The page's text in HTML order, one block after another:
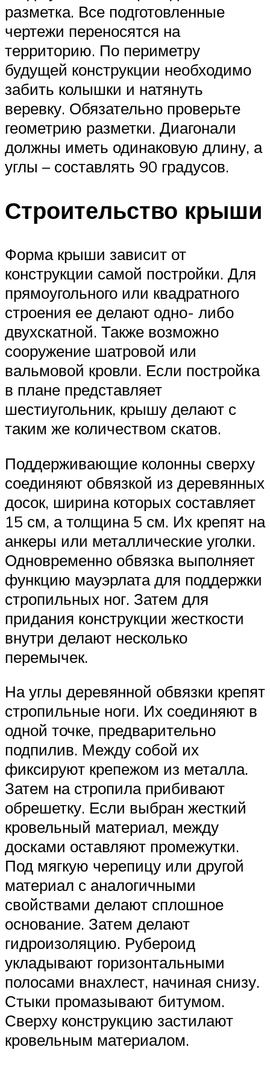
разметка. Все подготовленные
чертежи переносятся на
территорию. По периметру
будущей конструкции необходимо
забить колышки и натянуть
веревку. Обязательно проверьте
геометрию разметки. Диагонали
должны иметь одинаковую длину, а
углы – составлять 90 градусов.
Строительство крыши
Форма крыши зависит от
конструкции самой постройки. Для
прямоугольного или квадратного
строения ее делают одно- либо
двухскатной. Также возможно
сооружение шатровой или
вальмовой кровли. Если постройка
в плане представляет
шестиугольник, крышу делают с
таким же количеством скатов.
Поддерживающие колонны сверху
соединяют обвязкой из деревянных
досок, ширина которых составляет
15 см, а толщина 5 см. Их крепят на
анкеры или металлические уголки.
Одновременно обвязка выполняет
функцию мауэрлата для поддержки
стропильных ног. Затем для
придания конструкции жесткости
внутри делают несколько
перемычек.
На углы деревянной обвязки крепят
стропильные ноги. Их соединяют в
одной точке, предварительно
подпилив. Между собой их
фиксируют крепежом из металла.
Затем на стропила прибивают
обрешетку. Если выбран жесткий
кровельный материал, между
досками оставляют промежутки.
Под мягкую черепицу или другой
материал с аналогичными
свойствами делают сплошное
основание. Затем делают
гидроизоляцию. Рубероид
укладывают горизонтальными
полосами внахлест, начиная снизу.
Стыки промазывают битумом.
Сверху конструкцию застилают
кровельным материалом.